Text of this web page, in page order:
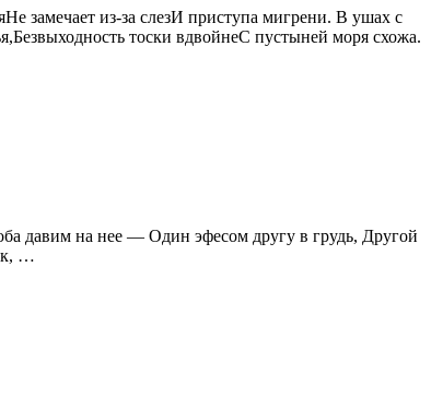
замечает из-за слезИ приступа мигрени. В ушах с
тоски вдвойнеС пустыней моря схожа.
давим на нее — Один эфесом другу в грудь, Другой
…